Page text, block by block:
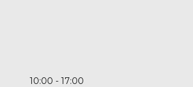
10:00
17:00